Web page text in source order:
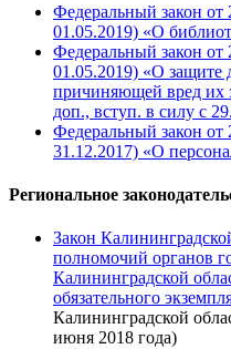
Федеральный закон
01.05.2019) «О
Федеральный закон
01.05.2019) «О защите
причиняющей вред их
доп., вступ. в силу с
Федеральный закон
31.12.2017) «О
Региональное
Закон
полномочий органов
Калининградской
обязательного
Калининградской
июня 2018 года)